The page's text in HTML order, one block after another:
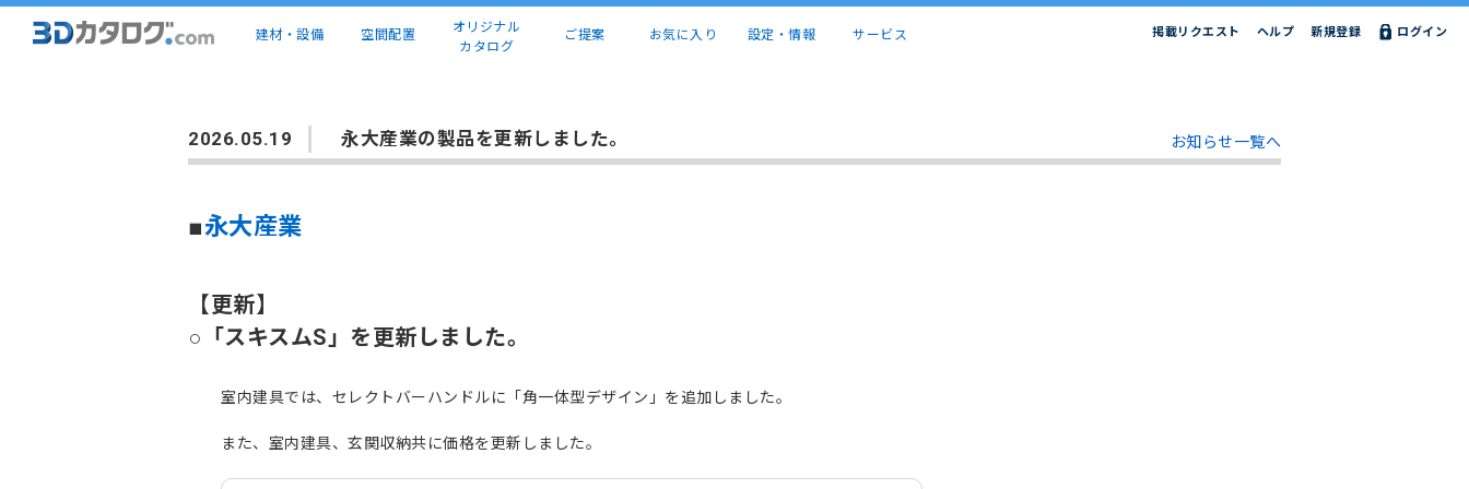
建材・設備 空間配置
オリジナル
カタログ
ご提案 お気に入り 設定・情報 サービス ログイン
新規登録
ヘルプ
掲載リクエスト
2026.05.19 永大産業の製品を更新しました。 お知らせ一覧へ
■永大産業
【更新】
○「スキスムS」を更新しました。
室内建具では、セレクトバーハンドルに「角一体型デザイン」を追加しました。
また、室内建具、玄関収納共に価格を更新しました。